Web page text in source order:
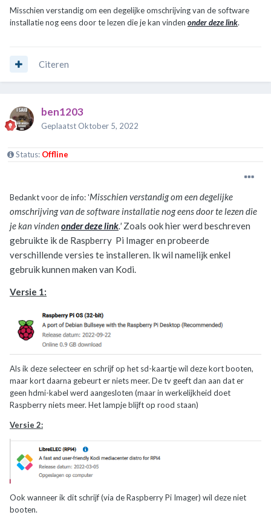
Misschien verstandig om een degelijke omschrijving van de software
installatie nog eens door te lezen die je kan vinden onder deze link.
Citeren
ben1203
Geplaatst Oktober 5, 2022
Status: Offline
Bedankt voor de info: 'Misschien verstandig om een degelijke
omschrijving van de software installatie nog eens door te lezen die
je kan vindenonder deze link.' Zoals ook hier werd beschreven
gebruikte ik de Raspberry Pi Imager en probeerde
verschillende versies te installeren. Ik wil namelijk enkel
gebruik kunnen maken van Kodi.
Versie 1:
Als ik deze selecteer en schrijf op het sd-kaartje wil deze kort booten,
maar kort daarna gebeurt er niets meer. De tv geeft dan aan dat er
geen hdmi-kabel werd aangesloten (maar in werkelijkheid doet
Raspberry niets meer. Het lampje blijft op rood staan)
Versie 2:
Ook wanneer ik dit schrijf (via de Raspberry Pi Imager) wil deze niet
booten.